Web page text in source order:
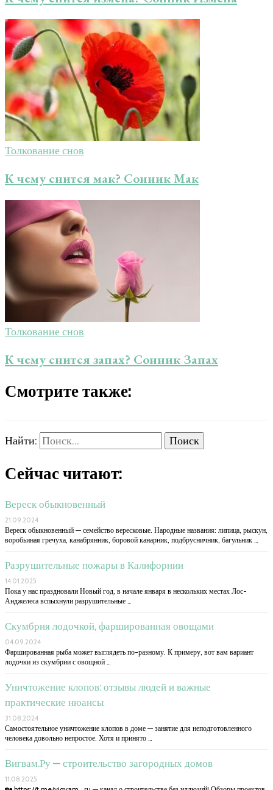
Толкование снов
К чему снится мак? Сонник Мак
Толкование снов
К чему снится запах? Сонник Запах
Смотрите также:
Найти:
Сейчас читают:
Вереск обыкновенный
21.09.2024
Вереск обыкновенный — семейство вересковые. Народные названия: липица, рыскун,
воробьиная гречуха, канабрянник, боровой канарник, подбрусничник, багульник …
Разрушительные пожары в Калифорнии
14.01.2025
Пока у нас праздновали Новый год, в начале января в нескольких местах Лос-
Анджелеса вспыхнули разрушительные …
Скумбрия лодочкой, фаршированная овощами
04.09.2024
Фаршированная рыба может выглядеть по-разному. К примеру, вот вам вариант
лодочки из скумбрии с овощной …
Уничтожение клопов: отзывы людей и важные
практические нюансы
31.08.2024
Самостоятельное уничтожение клопов в доме — занятие для неподготовленного
человека довольно непростое. Хотя и принято …
Вигвам.Ру — строительство загородных домов
11.08.2025